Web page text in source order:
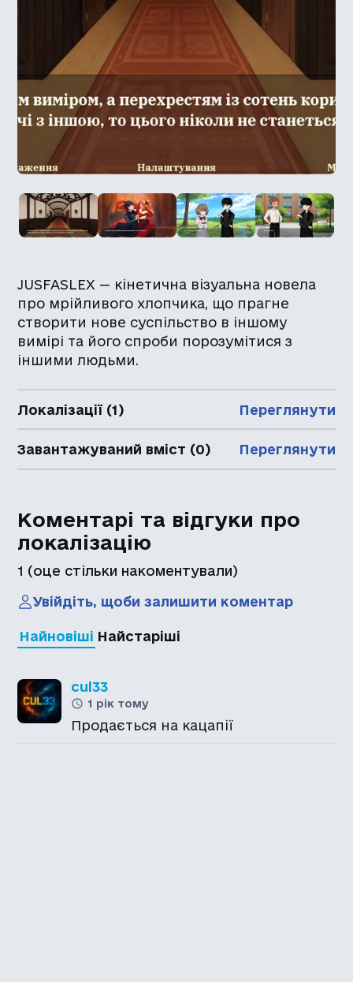
JUSFASLEX — кінетична візуальна новела
про мрійливого хлопчика, що прагне
створити нове суспільство в іншому
вимірі та його спроби порозумітися з
іншими людьми.
Локалізації (1) Переглянути
Завантажуваний вміст (0) Переглянути
Коментарі та відгуки про
локалізацію
1 (оце стільки накоментували)
Увійдіть, щоби залишити коментар
Найновіші Найстаріші
cul33
1 рік тому
Продається на кацапії